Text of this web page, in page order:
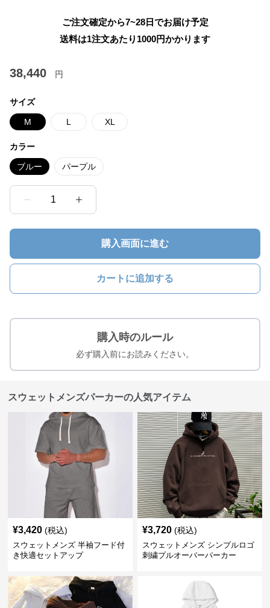
ご注文確定から7~28日でお届け予定
送料は1注文あたり 1000円かかります
38,440 円
サイズ
M L XL
カラー
ブルー パープル
1
購入画面に進む
カートに追加する
購入時のルール
必ず購入前にお読みください。
スウェットメンズパーカーの人気アイテム
¥3,420 (税込)
スウェットメンズ 半袖フード付
き快適セットアップ
¥3,720 (税込)
スウェットメンズ シンプルロゴ
刺繍プルオーバーパーカー